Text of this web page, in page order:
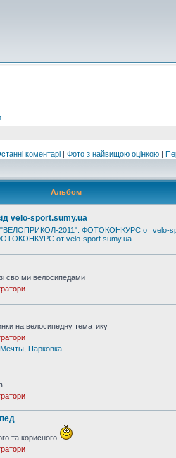
коментарі | Фото з найвищою оцінкою |
Альбом
velo-sport.sumy.ua
"ВЕЛОПРИКОЛ-2011". ФОТОКОНКУРС от velo-
от velo-sport.sumy.ua
своїми велосипедами
на велосипедну тематику
Мечты Парковка
та корисного